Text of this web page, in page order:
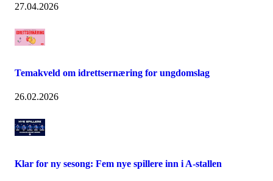
27.04.2026
Temakveld om idrettsernæring for ungdomslag
26.02.2026
Klar for ny sesong: Fem nye spillere inn i A-stallen